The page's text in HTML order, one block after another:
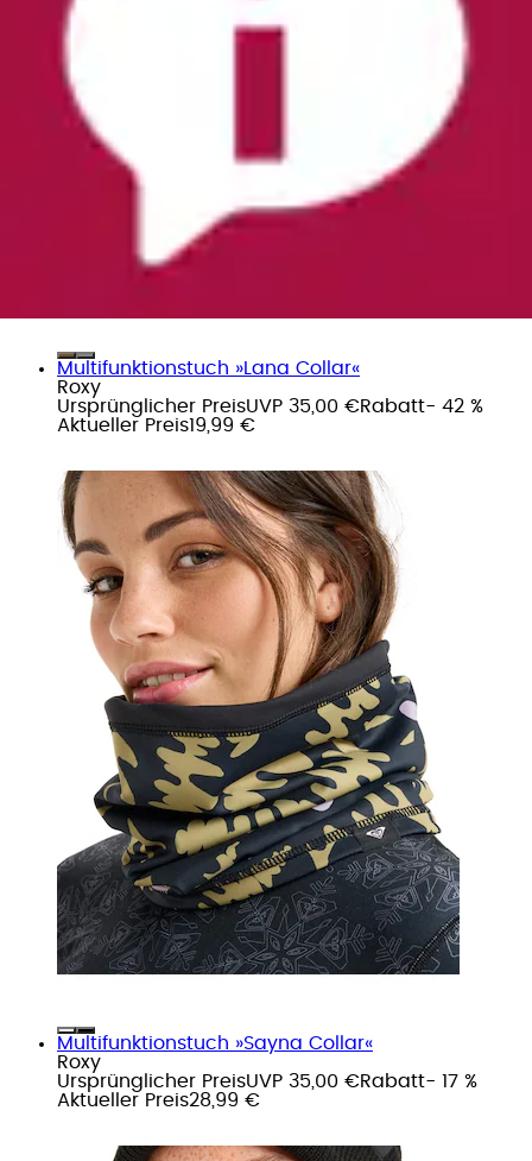
Multifunktionstuch »Lana Collar«
Roxy
Ursprünglicher PreisUVP 35,00 €Rabatt- 42 %
Aktueller Preis19,99 €
Multifunktionstuch »Sayna Collar«
Roxy
Ursprünglicher PreisUVP 35,00 €Rabatt- 17 %
Aktueller Preis28,99 €